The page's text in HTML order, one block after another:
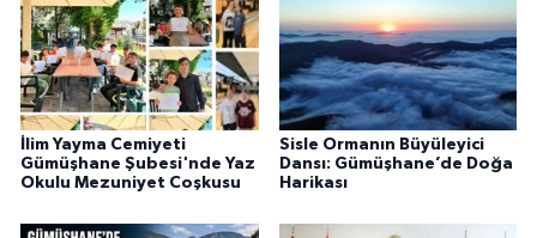
İlim Yayma Cemiyeti
Gümüşhane Şubesi'nde Yaz
Okulu Mezuniyet Coşkusu
Sisle Ormanın Büyüleyici
Dansı: Gümüşhane’de Doğa
Harikası